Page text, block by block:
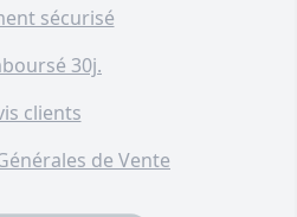
sécurisé
30j.
clients
de Vente